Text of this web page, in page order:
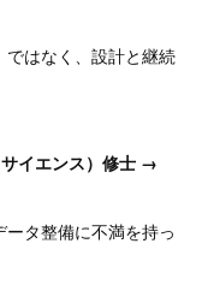
はなく、設計と継続
イエンス）修士 →
タ整備に不満を持っ